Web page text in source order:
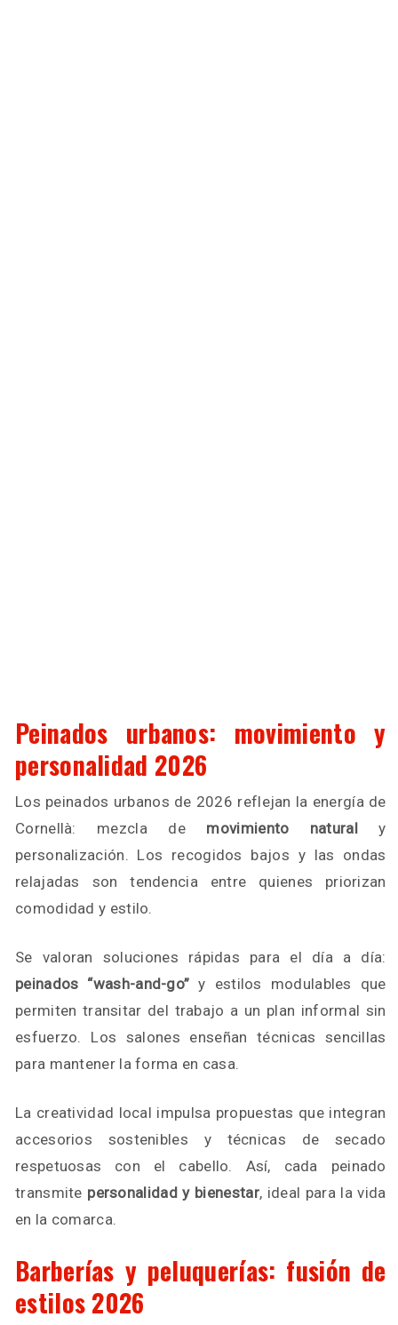
Peinados urbanos: movimiento y
personalidad 2026
Los peinados urbanos de 2026 reflejan la energía de
Cornellà: mezcla de movimiento natural y
personalización. Los recogidos bajos y las ondas
relajadas son tendencia entre quienes priorizan
comodidad y estilo.
Se valoran soluciones rápidas para el día a día:
peinados “wash-and-go” y estilos modulables que
permiten transitar del trabajo a un plan informal sin
esfuerzo. Los salones enseñan técnicas sencillas
para mantener la forma en casa.
La creatividad local impulsa propuestas que integran
accesorios sostenibles y técnicas de secado
respetuosas con el cabello. Así, cada peinado
transmite personalidad y bienestar, ideal para la vida
en la comarca.
Barberías y peluquerías: fusión de
estilos 2026